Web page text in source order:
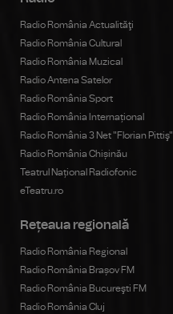
Radio România Actualităţi
Radio România Cultural
Radio România Muzical
Radio Antena Satelor
Radio România Sport
Radio România Internațional
Radio România 3 Net "Florian Pittiş"
Radio România Chișinău
Teatrul Național Radiofonic
eTeatru.ro
Rețeaua regională
Radio România Regional
Radio România Brașov FM
Radio România Bucureşti FM
Radio România Cluj